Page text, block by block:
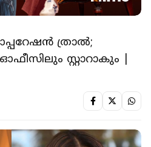
ത്രാൽ;
സ്റ്റാറാകും |